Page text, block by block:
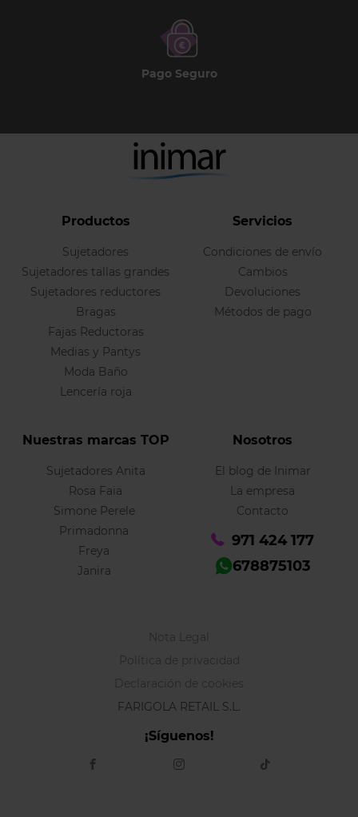
Pago Seguro
Productos
Sujetadores
Sujetadores tallas grandes
Sujetadores reductores
Bragas
Fajas Reductoras
Medias y Pantys
Moda Baño
Lencería roja
Servicios
Condiciones de envío
Cambios
Devoluciones
Métodos de pago
Nuestras marcas TOP
Sujetadores Anita
Rosa Faia
Simone Perele
Primadonna
Freya
Janira
Nosotros
El blog de Inimar
La empresa
Contacto
971 424 177
678875103
Nota Legal
Política de privacidad
Declaración de cookies
FARIGOLA RETAIL S.L.
¡Síguenos!